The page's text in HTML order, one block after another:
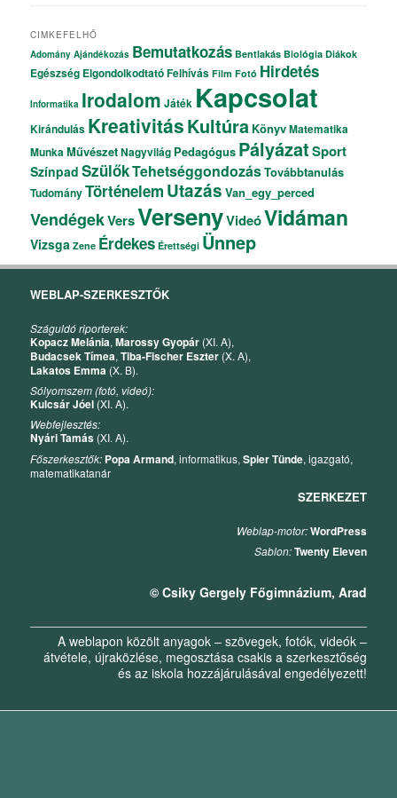
CIMKEFELHŐ
Adomány Ajándékozás Bemutatkozás Bentlakás Biológia Diákok
Egészség ElgondolkodtatóFelhívás Film Fotó Hirdetés
Informatika Irodalom Játék Kapcsolat
Kirándulás KreativitásKultúra KönyvMatematika
MunkaMűvészetNagyvilág Pedagógus PályázatSport
Színpad SzülőkTehetséggondozásTovábbtanulás
TudományTörténelem Utazás Van_egy_perced
VendégekVersVersenyVideóVidáman
Vizsga Zene Érdekes Érettségi Ünnep
WEBLAP-SZERKESZTŐK
Száguldó riporterek:
Kopacz Melánia,Marossy Gyopár (XI. A),
Budacsek Tímea,Tiba-Fischer Eszter (X. A),
Lakatos Emma (X. B).
Sólyomszem (fotó, videó):
Kulcsár Jóel (XI. A).
Webfejlesztés:
Nyári Tamás (XI. A).
Főszerkesztők: Popa Armand, informatikus,Spier Tünde, igazgató,
matematikatanár
SZERKEZET
Weblap-motor:WordPress
Sablon:Twenty Eleven
© Csiky Gergely Főgimnázium, Arad
A weblapon közölt anyagok – szövegek, fotók, videók –
átvétele, újraközlése, megosztása csakis a szerkesztőség
és az iskola hozzájárulásával engedélyezett!